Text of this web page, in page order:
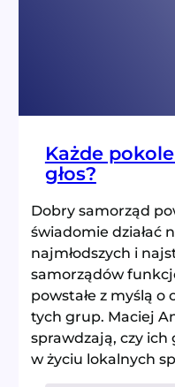
Każde
głos?
Dobry samorząd
świadomie działać
najmłodszych i
samorządów
powstałe z myślą o
tych grup. Maciej
sprawdzają, czy ich
w życiu lokalnych